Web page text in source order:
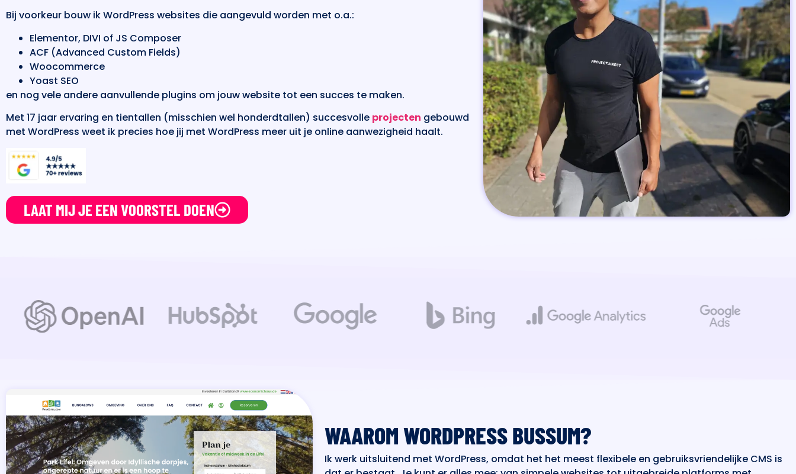
Bij voorkeur bouw ik WordPress websites die aangevuld worden met o.a.:
Elementor, DIVI of JS Composer
ACF (Advanced Custom Fields)
Woocommerce
Yoast SEO
en nog vele andere aanvullende plugins om jouw website tot een succes te maken.
Met 17 jaar ervaring en tientallen (misschien wel honderdtallen) succesvolle projecten gebouwd
met WordPress weet ik precies hoe jij met WordPress meer uit je online aanwezigheid haalt.
LAAT MIJ JE EEN VOORSTEL DOEN
WAAROM WORDPRESS BUSSUM?
Ik werk uitsluitend met WordPress, omdat het het meest flexibele en gebruiksvriendelijke CMS is